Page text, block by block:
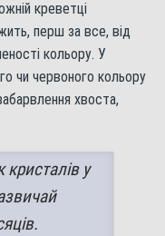
креветці
перш за все, від
кольору. У
чи червоного кольору
хвоста,
кристалів у